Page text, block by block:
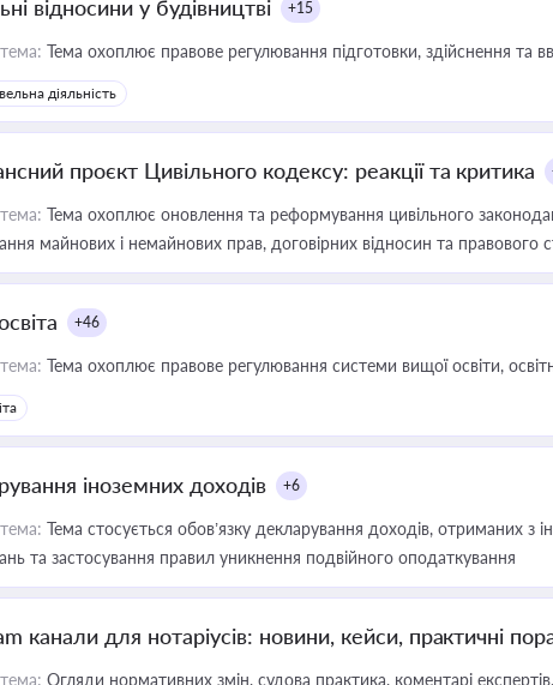
відносини у будівництві +15
Тема охоплює правове регулювання підготовки, здійснення та
діяльність
проєкт Цивільного кодексу: реакції та критика
Тема охоплює оновлення та реформування цивільного
майнових і немайнових прав, договірних відносин та правового
+46
Тема охоплює правове регулювання системи вищої освіти,
іноземних доходів +6
Тема стосується обов’язку декларування доходів, отриманих з
та застосування правил уникнення подвійного оподаткування
канали для нотаріусів: новини, кейси, практичні
Огляди нормативних змін, судова практика, коментарі